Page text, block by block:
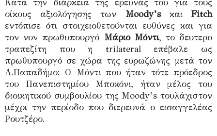
Κατά την διάρκεια της έρευνάς του για τους
οίκους αξιολόγησης των Moody’sκαιFitch
εντόπισε ότι στοιχειοθετούνται ευθύνες και για
τον νυν πρωθυπουργό Μάριο Μόντι, το δευτερο
τραπεζίτη που η trilateral επέβαλε ως
πρωθυπουργό σε χώρα της ευρωζώνης μετά τον
Λ.Παπαδήμο: Ο Μόντι που ήταν τότε πρόεδρος
του Πανεπιστημίου Μποκόνι, ήταν μέλος του
διοικητικού συμβουλίου της Moody’s τουλάχιστον
μέχρι την περίοδο που διερευνά ο εισαγγελέας
Ρουτζέρο.